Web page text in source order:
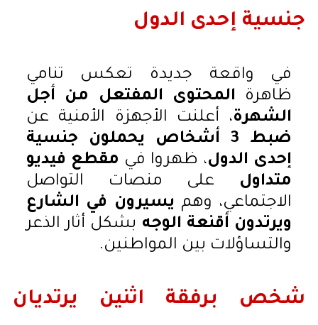
جنسية إحدى الدول
في واقعة جديدة تعكس تنامي
ظاهرة المحتوى المفتعل من أجل
الشهرة، أعلنت الأجهزة الأمنية عن
ضبط 3 أشخاص يحملون جنسية
إحدى الدول، ظهروا في مقطع فيديو
متداول على منصات التواصل
الاجتماعي، وهم يسيرون في الشارع
ويرتدون أقنعة الوجه بشكل أثار الذعر
والتساؤلات بين المواطنين.
شخص برفقة اثنين يرتديان